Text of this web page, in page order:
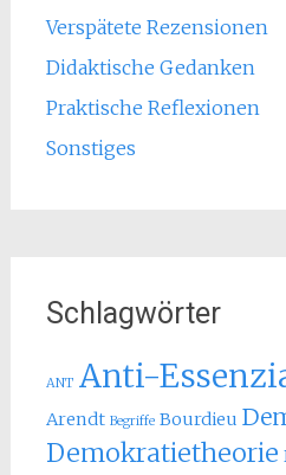
Verspätete Rezensionen
Didaktische Gedanken
Praktische Reflexionen
Sonstiges
Schlagwörter
ANT Anti-
Arendt Begriffe Bourdieu
Demokratietheorie